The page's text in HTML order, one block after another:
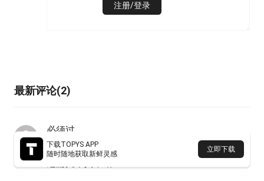
注册/登录
最新评论(2)
必须过
2021年06月27日 16:06
下载TOPYS APP
随时随地获取新鲜灵感
立即下载